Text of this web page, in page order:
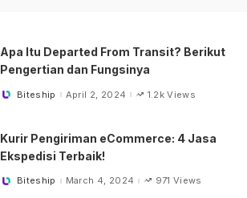
Apa Itu Departed From Transit? Berikut
Pengertian dan Fungsinya
PostedBiteship April 2, 2024 1.2k Views
Kurir Pengiriman eCommerce: 4 Jasa
Ekspedisi Terbaik!
PostedBiteship March 4, 2024 971 Views